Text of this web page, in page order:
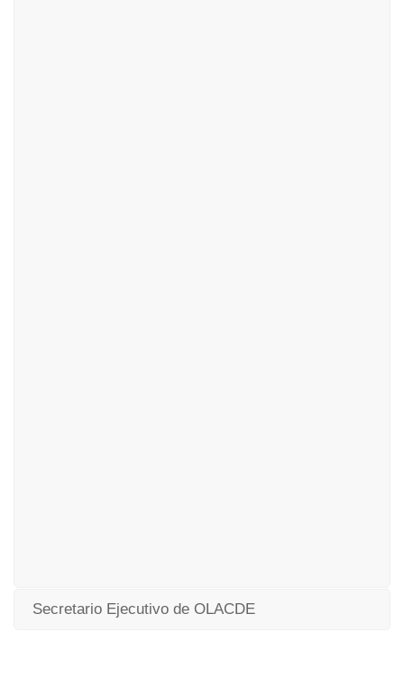
Secretario Ejecutivo de OLACDE